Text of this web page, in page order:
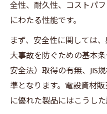
全性、耐久性、コストパ
にわたる性能です。
まず、安全性に関しては
大事故を防ぐための基本
安全法）取得の有無、JIS
準となります。電設資材
に優れた製品にはこうし